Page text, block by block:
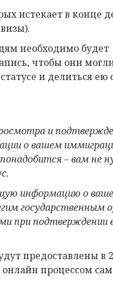
истекает в конце
необходимо будет
чтобы они
и делиться ею
и
о вашем
– вам не
информацию о
государственным
при подтверждении
предоставлены в
процессом